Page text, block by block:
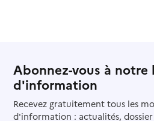
Abonnez-vous à notre
d'information
Recevez gratuitement tous les
d'information : actualités, dossier